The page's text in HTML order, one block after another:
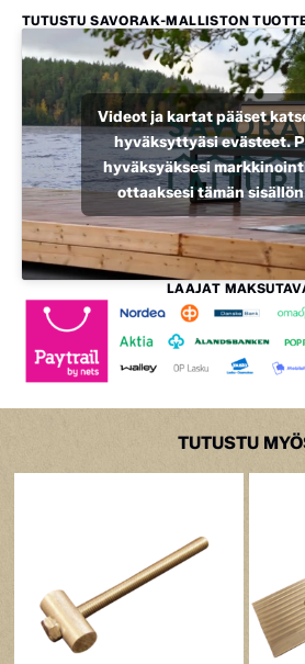
TUTUSTU SAVORAK-MALLISTON
Videot ja kartat pääset
hyväksyttyäsi evästeet.
hyväksyäksesi
ottaaksesi tämän
LAAJAT
TUTUSTU